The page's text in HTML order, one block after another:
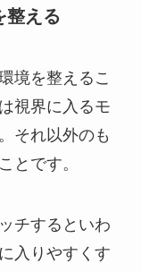
整える
境を整えるこ
視界に入るモ
それ以外のも
とです。
チするといわ
入りやすくす